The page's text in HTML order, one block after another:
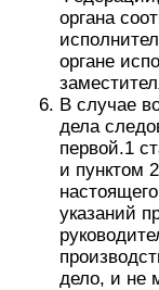
органа
органе
В случае
дела
первой.1
и пунктом
указаний
дело, и не